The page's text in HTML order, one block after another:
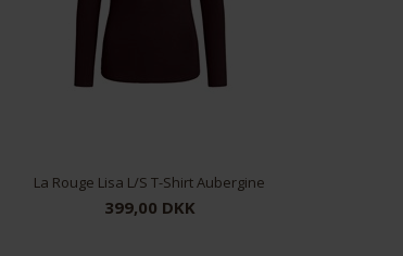
La Rouge Lisa L/S T-Shirt Aubergine
399,00 DKK